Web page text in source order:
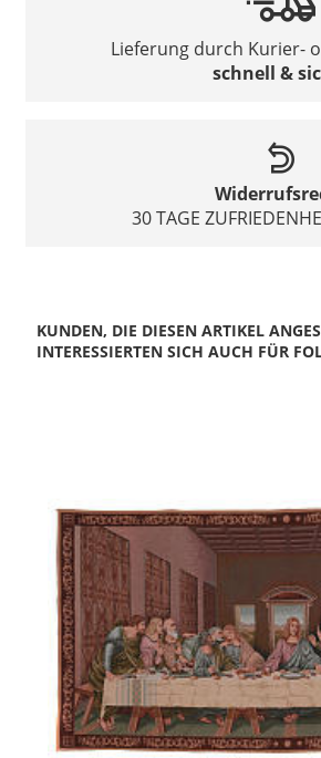
Lieferung durch Kurier-
schnell &
30 TAGE
KUNDEN, DIE DIESEN ARTIKEL
INTERESSIERTEN SICH AUCH FÜR